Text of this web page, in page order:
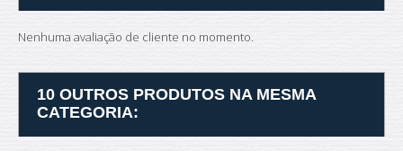
Nenhuma avaliação de cliente no momento.
10 OUTROS PRODUTOS NA MESMA
CATEGORIA: